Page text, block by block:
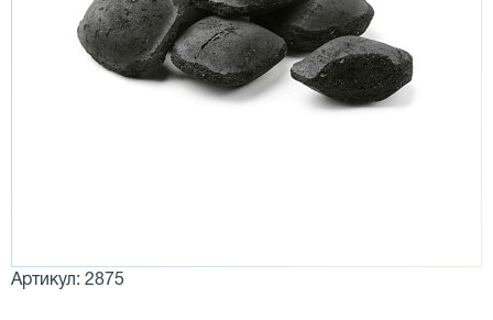
Артикул: 2875